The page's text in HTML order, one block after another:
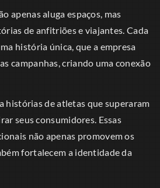
apenas aluga espaços, mas
de anfitriões e viajantes. Cada
história única, que a empresa
campanhas, criando uma conexão
histórias de atletas que superaram
seus consumidores. Essas
não apenas promovem os
fortalecem a identidade da